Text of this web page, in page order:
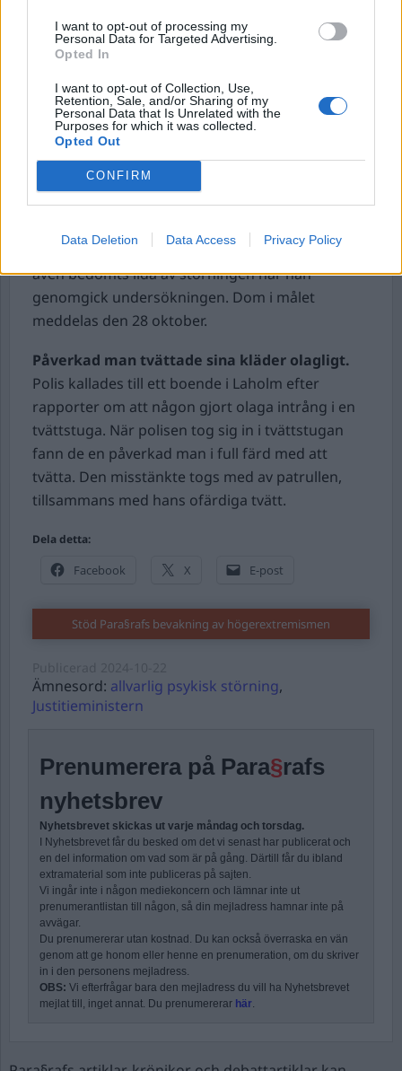
I want to opt-out of processing my
Personal Data for Targeted Advertising.
Opted In
I want to opt-out of Collection, Use,
Retention, Sale, and/or Sharing of my
Personal Data that Is Unrelated with the
Purposes for which it was collected.
Opted Out
CONFIRM
Data Deletion Data Access Privacy Policy
Väskan visade sig inte innehålla något farligt
föremål. Den verkar ha varit kvarglömd av en
Mördare anses lida av en allvarlig psykisk
störning.Den 18-årige man som åtalats och
anses skyldig för att i mars ha mördat sin
skolkamrat Maja i Skene, Marks kommun, har nu
genomgått en rättspsykiatrisk undersökning.
påverkan av en allvarlig psykisk störning. Han har
även bedömts lida av störningen när han
genomgick undersökningen. Dom i målet
meddelas den 28 oktober.
Påverkad man tvättade sina kläder olagligt.
Polis kallades till ett boende i Laholm efter
rapporter om att någon gjort olaga intrång i en
tvättstuga. När polisen tog sig in i tvättstugan
fann de en påverkad man i full färd med att
tvätta. Den misstänkte togs med av patrullen,
tillsammans med hans ofärdiga tvätt.
Dela detta:
Facebook X E-post
Stöd Para§rafs bevakning av högerextremismen
Ämnesord: allvarlig psykisk störning,
Justitieministern
Prenumerera på Para§rafs
nyhetsbrev
Nyhetsbrevet skickas ut varje måndag och torsdag.
I Nyhetsbrevet får du besked om det vi senast har publicerat och
en del information om vad som är på gång. Därtill får du ibland
extramaterial som inte publiceras på sajten.
Vi ingår inte i någon mediekoncern och lämnar inte ut
prenumerantlistan till någon, så din mejladress hamnar inte på
avvägar.
Du prenumererar utan kostnad. Du kan också överraska en vän
genom att ge honom eller henne en prenumeration, om du skriver
in i den personens mejladress.
OBS: Vi efterfrågar bara den mejladress du vill ha Nyhetsbrevet
mejlat till, inget annat. Du prenumererar här.